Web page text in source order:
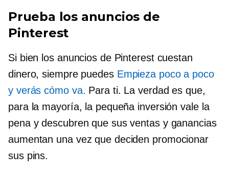
Prueba los anuncios de
Pinterest
Si bien los anuncios de Pinterest cuestan
dinero, siempre puedes Empieza poco a poco
y verás cómo va. Para ti. La verdad es que,
para la mayoría, la pequeña inversión vale la
pena y descubren que sus ventas y ganancias
aumentan una vez que deciden promocionar
sus pins.